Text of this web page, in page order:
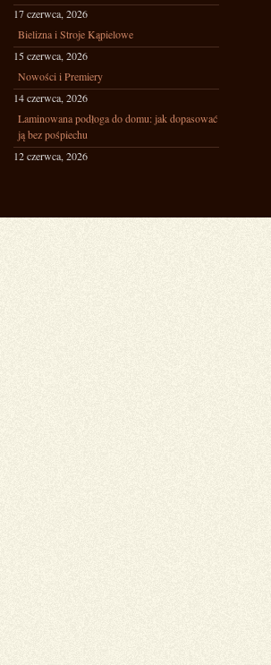
17 czerwca, 2026
Bielizna i Stroje Kąpielowe
15 czerwca, 2026
Nowości i Premiery
14 czerwca, 2026
Laminowana podłoga do domu: jak dopasować
ją bez pośpiechu
12 czerwca, 2026